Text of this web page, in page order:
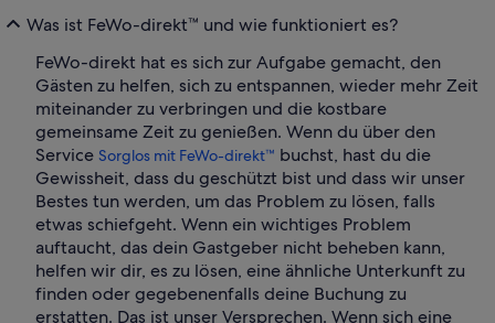
Was ist FeWo-direkt™ und wie funktioniert es?
FeWo-direkt hat es sich zur Aufgabe gemacht, den
Gästen zu helfen, sich zu entspannen, wieder mehr Zeit
miteinander zu verbringen und die kostbare
gemeinsame Zeit zu genießen. Wenn du über den
Service Sorglos mit FeWo-direkt™ buchst, hast du die
Gewissheit, dass du geschützt bist und dass wir unser
Bestes tun werden, um das Problem zu lösen, falls
etwas schiefgeht. Wenn ein wichtiges Problem
auftaucht, das dein Gastgeber nicht beheben kann,
helfen wir dir, es zu lösen, eine ähnliche Unterkunft zu
finden oder gegebenenfalls deine Buchung zu
erstatten. Das ist unser Versprechen. Wenn sich eine